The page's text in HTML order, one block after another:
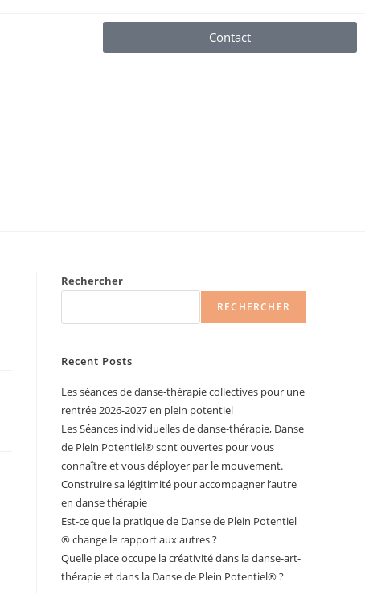
Contact
Rechercher
RECHERCHER
Recent Posts
Les séances de danse-thérapie collectives pour une
rentrée 2026-2027 en plein potentiel
Les Séances individuelles de danse-thérapie, Danse
de Plein Potentiel®️ sont ouvertes pour vous
connaître et vous déployer par le mouvement.
Construire sa légitimité pour accompagner l’autre
en danse thérapie
Est-ce que la pratique de Danse de Plein Potentiel
® change le rapport aux autres ?
Quelle place occupe la créativité dans la danse-art-
thérapie et dans la Danse de Plein Potentiel® ?